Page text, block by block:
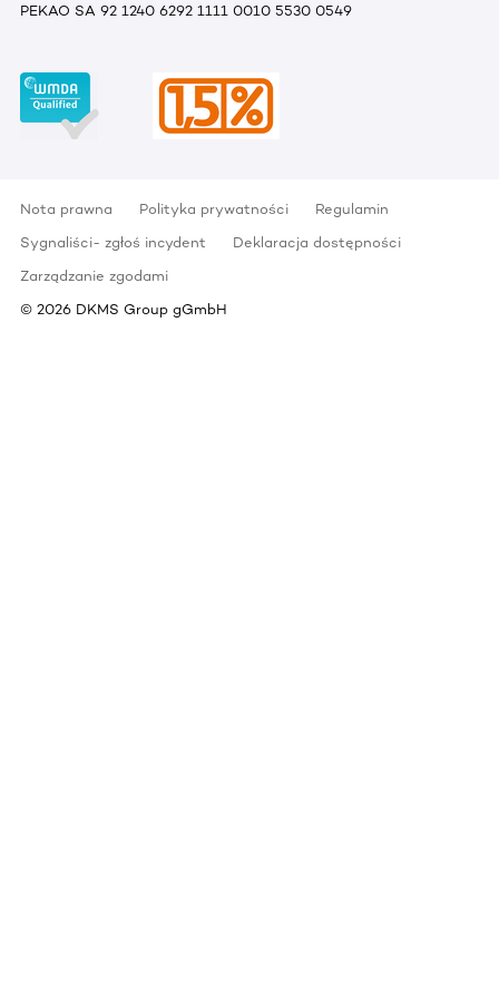
PEKAO SA 92 1240 6292 1111 0010 5530 0549
Nota prawna Polityka prywatności
Regulamin
Sygnaliści- zgłoś incydent
Deklaracja dostępności
Zarządzanie zgodami
© 2026 DKMS Group gGmbH